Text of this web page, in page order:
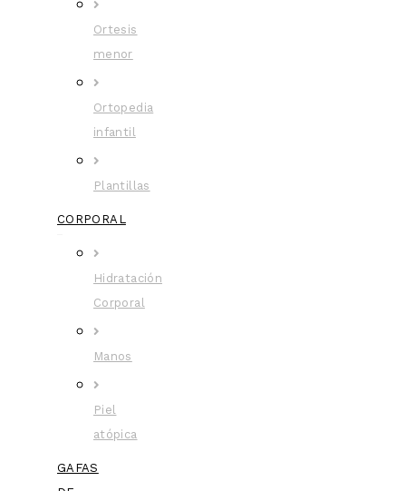
Ortesis
menor
Ortopedia
infantil
Plantillas
CORPORAL
Hidratación
Corporal
Manos
Piel
atópica
GAFAS